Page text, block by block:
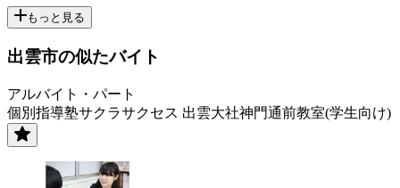
もっと見る
出雲市の似たバイト
アルバイト・パート
個別指導塾サクラサクセス 出雲大社神門通前教室(学生向け)